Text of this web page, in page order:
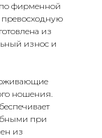
фирменной
превосходную
из
износ и
ношения.
при
из